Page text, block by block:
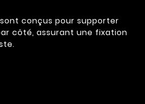
conçus pour supporter
côté, assurant une fixation